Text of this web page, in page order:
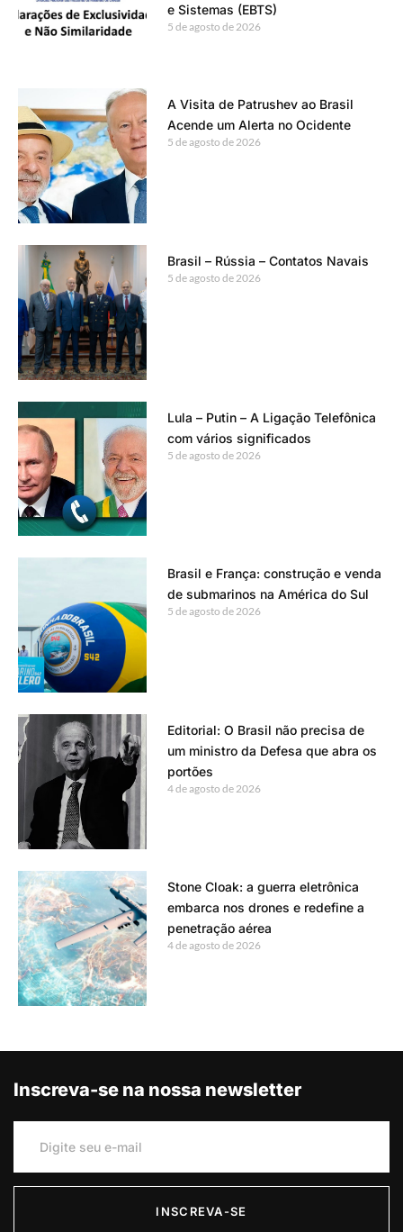
e Sistemas (EBTS)
5 de agosto de 2026
A Visita de Patrushev ao Brasil
Acende um Alerta no Ocidente
5 de agosto de 2026
Brasil – Rússia – Contatos Navais
5 de agosto de 2026
Lula – Putin – A Ligação Telefônica
com vários significados
5 de agosto de 2026
Brasil e França: construção e venda
de submarinos na América do Sul
5 de agosto de 2026
Editorial: O Brasil não precisa de
um ministro da Defesa que abra os
portões
4 de agosto de 2026
Stone Cloak: a guerra eletrônica
embarca nos drones e redefine a
penetração aérea
4 de agosto de 2026
Inscreva-se na nossa newsletter
INSCREVA-SE